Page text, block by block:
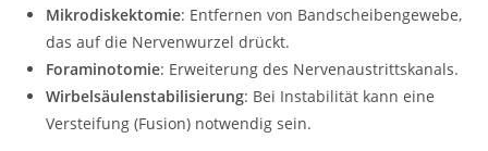
Mikrodiskektomie: Entfernen von Bandscheibengewebe,
das auf die Nervenwurzel drückt.
Foraminotomie: Erweiterung des Nervenaustrittskanals.
Wirbelsäulenstabilisierung: Bei Instabilität kann eine
Versteifung (Fusion) notwendig sein.